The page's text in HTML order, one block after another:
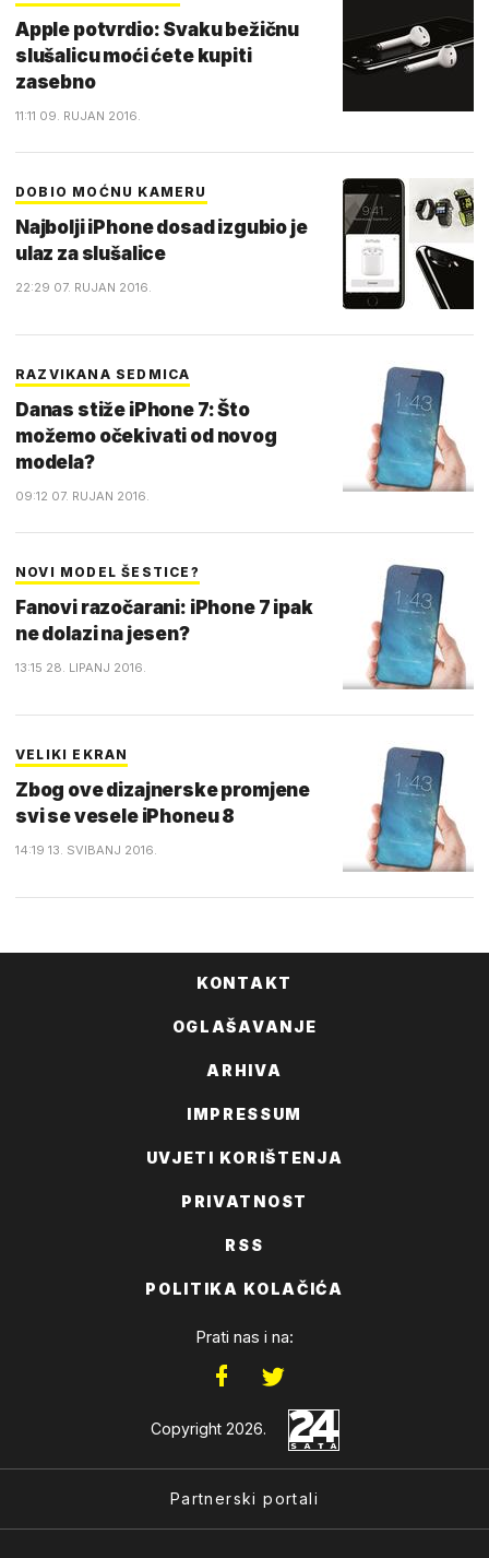
Apple potvrdio: Svaku bežičnu
slušalicu moći ćete kupiti
zasebno
11:11 09. RUJAN 2016.
DOBIO MOĆNU KAMERU
Najbolji iPhone dosad izgubio je
ulaz za slušalice
22:29 07. RUJAN 2016.
RAZVIKANA SEDMICA
Danas stiže iPhone 7: Što
možemo očekivati od novog
modela?
09:12 07. RUJAN 2016.
NOVI MODEL ŠESTICE?
Fanovi razočarani: iPhone 7 ipak
ne dolazi na jesen?
13:15 28. LIPANJ 2016.
VELIKI EKRAN
Zbog ove dizajnerske promjene
svi se vesele iPhoneu 8
14:19 13. SVIBANJ 2016.
KONTAKT
OGLAŠAVANJE
ARHIVA
IMPRESSUM
UVJETI KORIŠTENJA
PRIVATNOST
RSS
POLITIKA KOLAČIĆA
Prati nas i na:
Copyright 2026.
Partnerski portali